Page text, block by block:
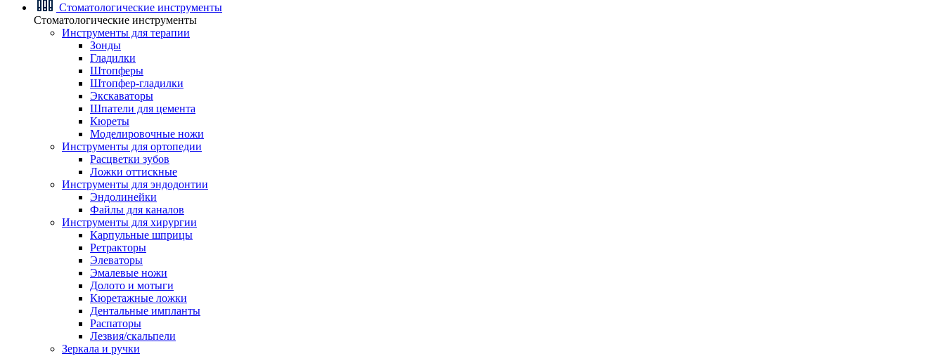
Стоматологические инструменты
Стоматологические инструменты
Инструменты для терапии
Зонды
Гладилки
Штопферы
Штопфер-гладилки
Экскаваторы
Шпатели для цемента
Кюреты
Моделировочные ножи
Инструменты для ортопедии
Расцветки зубов
Ложки оттискные
Инструменты для эндодонтии
Эндолинейки
Файлы для каналов
Инструменты для хирургии
Карпульные шприцы
Ретракторы
Элеваторы
Эмалевые ножи
Долото и мотыги
Кюретажные ложки
Дентальные импланты
Распаторы
Лезвия/скальпели
Зеркала и ручки